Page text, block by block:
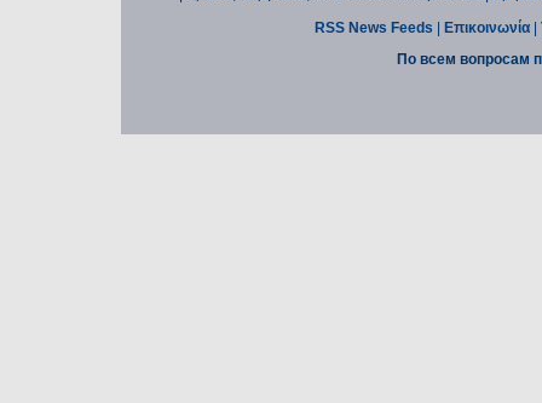
RSS News Feeds
Επικοινωνία
По всем вопросам